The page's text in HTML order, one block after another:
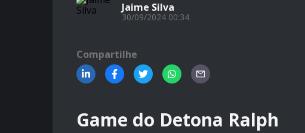
Jaime Silva
30/09/2024 00:34
Compartilhe
Game do Detona Ralph